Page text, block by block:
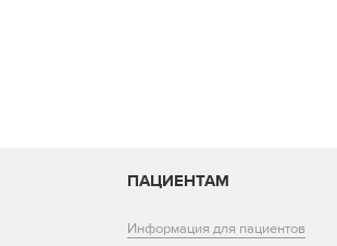
ПАЦИЕНТАМ
Информация для пациентов